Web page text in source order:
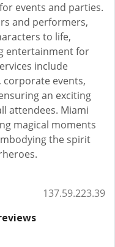
events and parties.
and performers,
to life,
entertainment for
include
events,
an exciting
attendees. Miami
magical moments
the spirit
137.59.223.39